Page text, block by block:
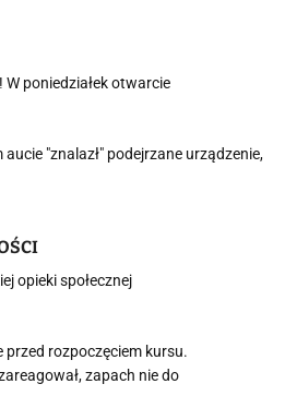
poniedziałek otwarcie
"znalazł" podejrzane urządzenie,
opieki społecznej
przed rozpoczęciem kursu.
zapach nie do